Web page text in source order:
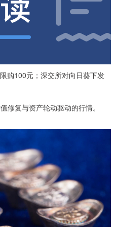
购100元；深交所对向日葵下发
修复与资产轮动驱动的行情。